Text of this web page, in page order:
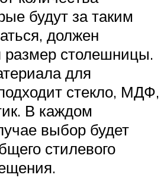
будут за таким
должен
размер столешницы.
для
стекло, МДФ,
В каждом
выбор будет
стилевого